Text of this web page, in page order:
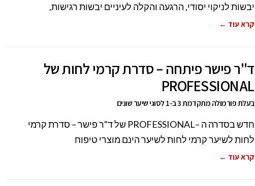
יבשות לניקוי יסודי, הרגעה והקלה לעיניים יבשות רגישות,
קרא עוד ←
ד"ר פישר פיתחה – סדרת קרמי לחות של
PROFESSIONAL
בעלת פורמולה מתקדמת 3 ב-1 לסוגי שיער שונים
חדש בסדרה ה –PROFESSIONAL של ד"ר פישר – סדרת קרמי
לחות לשיער קרמי לחות לשיער הינם מוצרי טיפוח
קרא עוד ←